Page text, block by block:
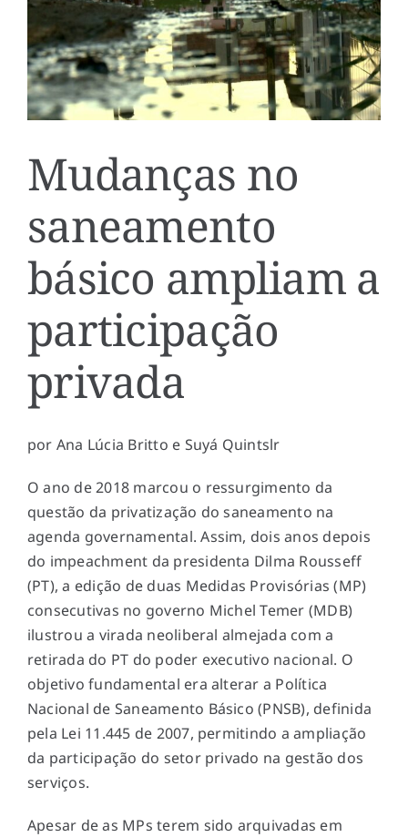
Mudanças no
saneamento
básico ampliam a
participação
privada
por Ana Lúcia Britto e Suyá Quintslr
O ano de 2018 marcou o ressurgimento da
questão da privatização do saneamento na
agenda governamental. Assim, dois anos depois
do impeachment da presidenta Dilma Rousseff
(PT), a edição de duas Medidas Provisórias (MP)
consecutivas no governo Michel Temer (MDB)
ilustrou a virada neoliberal almejada com a
retirada do PT do poder executivo nacional. O
objetivo fundamental era alterar a Política
Nacional de Saneamento Básico (PNSB), definida
pela Lei 11.445 de 2007, permitindo a ampliação
da participação do setor privado na gestão dos
serviços.
Apesar de as MPs terem sido arquivadas em